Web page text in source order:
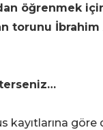
öğrenmek
torunu İbrahim
kayıtlarına